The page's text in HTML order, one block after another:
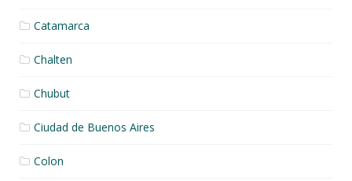
Catamarca
Chalten
Chubut
Ciudad de Buenos Aires
Colon